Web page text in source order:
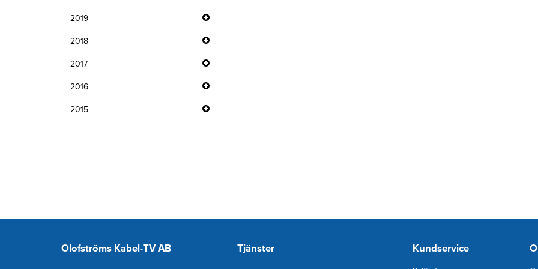
2019
2018
2017
2016
2015
Olofströms Kabel-TV AB Tjänster Kundservice